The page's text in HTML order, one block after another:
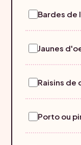
Bardes de
Jaunes
Raisins de
Porto ou